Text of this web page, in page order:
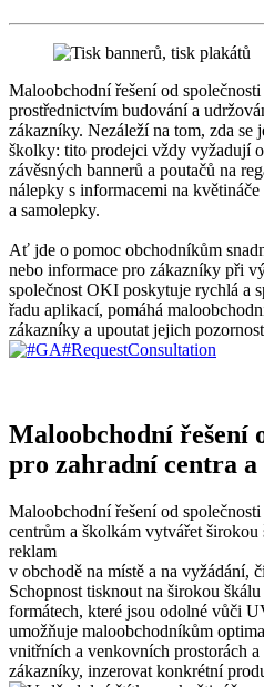
Maloobchodní řešení od
prostřednictvím budování a
zákazníky. Nezáleží na tom, zda se
školky: tito prodejci vždy vyžadují
závěsných bannerů a poutačů na
nálepky s informacemi na květináče
a samolepky.
Ať jde o pomoc obchodníkům
nebo informace pro zákazníky při
společnost OKI poskytuje rychlá a
řadu aplikací, pomáhá
zákazníky a upoutat jejich
Maloobchodní řešení
pro zahradní centra a
Maloobchodní řešení od
centrům a školkám vytvářet
reklam
v obchodě na místě a na vyžádání,
Schopnost tisknout na širokou
formátech, které jsou odolné vůči
umožňuje maloobchodníkům
vnitřních a venkovních prostorách
zákazníky, inzerovat konkrétní